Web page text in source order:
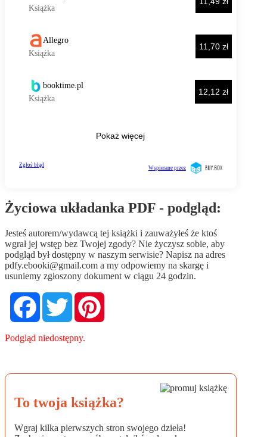
Życiowa układanka PDF - podgląd:
Jesteś autorem/wydawcą tej książki i zauważyłeś że ktoś
wgrał jej wstęp bez Twojej zgody? Nie życzysz sobie, aby
podgląd był dostępny w naszym serwisie? Napisz na adres
pdfy.ebooki@gmail.com a my odpowiemy na skargę i
usuniemy zgłoszony dokument w ciągu 24 godzin.
FacebookTwitter
Podgląd niedostępny.
To twoja książka?
Wgraj kilka pierwszych stron swojego dzieła!